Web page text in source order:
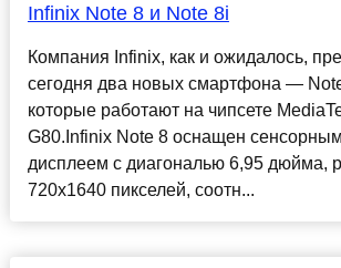
Infinix Note 8 и Note 8i
Компания Infinix, как и ожидалось,
сегодня два новых смартфона —
которые работают на чипсете
G80.Infinix Note 8 оснащен
дисплеем с диагональю 6,95 дюйма,
720x1640 пикселей, соотн...